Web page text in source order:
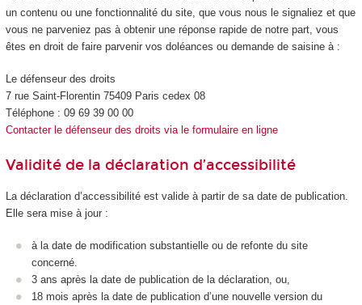
un contenu ou une fonctionnalité du site, que vous nous le signaliez et que
vous ne parveniez pas à obtenir une réponse rapide de notre part, vous
êtes en droit de faire parvenir vos doléances ou demande de saisine à :
Le défenseur des droits
7 rue Saint-Florentin 75409 Paris cedex 08
Téléphone : 09 69 39 00 00
Contacter le défenseur des droits via le formulaire en ligne
Validité de la déclaration d’accessibilité
La déclaration d’accessibilité est valide à partir de sa date de publication.
Elle sera mise à jour :
à la date de modification substantielle ou de refonte du site
concerné.
3 ans après la date de publication de la déclaration, ou,
18 mois après la date de publication d’une nouvelle version du